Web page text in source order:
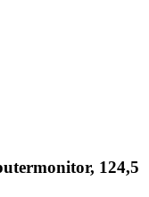
124,5